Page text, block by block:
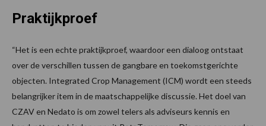
Praktijkproef
“Het is een echte praktijkproef, waardoor een dialoog ontstaat
over de verschillen tussen de gangbare en toekomstgerichte
objecten. Integrated Crop Management (ICM) wordt een steeds
belangrijker item in de maatschappelijke discussie. Het doel van
CZAV en Nedato is om zowel telers als adviseurs kennis en